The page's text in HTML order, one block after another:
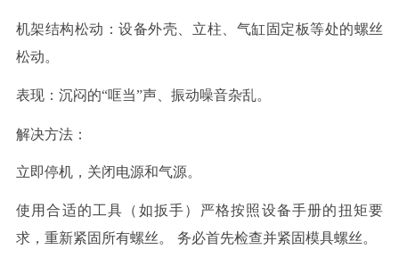
机架结构松动 ：设备外壳、立柱、气缸固定板等处的螺丝
松动。
表现：沉闷的“哐当”声、振动噪音杂乱。
解决方法：
立即停机，关闭电源和气源。
使用合适的工具（如扳手） 严格按照设备手册的扭矩要
求，重新紧固所有螺丝。 务必首先检查并紧固模具螺丝。